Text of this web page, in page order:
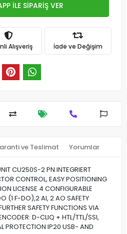
İLE SİPARİŞ VER
Alışveriş İade ve Değişim
ve Teslimat Yorumlar
CU250S-2 PN INTEGRIERT
CONTROL, EASY POSITIONING
LICENSE 4 CONFIGURABLE
(1 F-DO),2 AI, 2 AO SAFETY
SAFETY FUNCTIONS VIA
D-CLIQ + HTL/TTL/SSI,
PROTECTION IP20 USB- AND